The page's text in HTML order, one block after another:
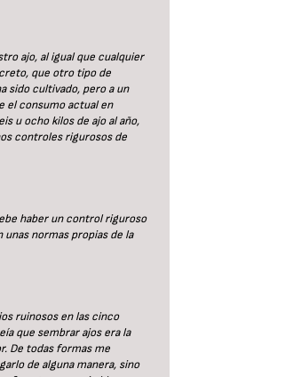
ajo, al igual que cualquier
que otro tipo de
sido cultivado, pero a un
el consumo actual en
u ocho kilos de ajo al año,
controles rigurosos de
haber un control riguroso
normas propias de la
ruinosos en las cinco
que sembrar ajos era la
De todas formas me
de alguna manera, sino